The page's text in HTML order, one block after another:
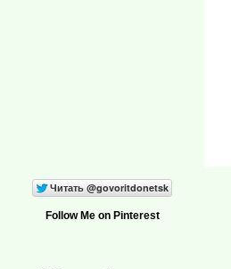
Follow Me on Pinterest